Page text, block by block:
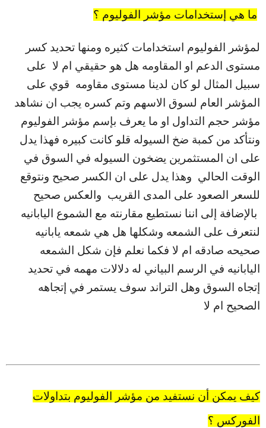
ما هي إستخدامات مؤشر الفوليوم ؟
لمؤشر الفوليوم استخدامات كثيره ومنها تحديد كسر
مستوى الدعم او المقاومه هل هو حقيقي ام لا على
سبيل المثال لو كان لدينا مستوى مقاومه قوي على
المؤشر العام لسوق الاسهم وتم كسره يجب ان نشاهد
مؤشر حجم التداول او ما يعرف بإسم مؤشر الفوليوم
ونتأكد من كمبة ضخ السيوله قلو كانت كبيره فهذا يدل
على ان المستثمرين يضخون السيوله في السوق في
الوقت الحالي وهذا يدل على ان الكسر صحيح ونتوقع
للسعر الصعود على المدى القريب والعكس صحيح
بالإضافة إلى اننا نستطيع مقارنته مع الشموع اليابانيه
لنتعرف على الشمعه وشكلها هل هي شمعه يابانيه
صحيحه صادقه ام لا فكما نعلم فإن شكل الشمعه
اليابانيه في الرسم البياني له دلالات مهمه في تحديد
إتجاه السوق وهل التراند سوف يستمر في إتجاهه
الصحيح ام لا
كيف يمكن أن نستفيد من مؤشر الفوليوم بتداولات
الفوركس ؟